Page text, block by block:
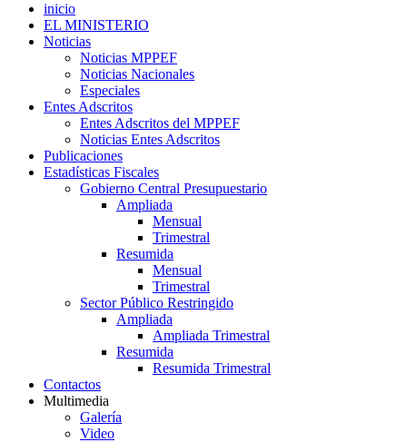
inicio
EL MINISTERIO
Noticias
Noticias MPPEF
Noticias Nacionales
Especiales
Entes Adscritos
Entes Adscritos del MPPEF
Noticias Entes Adscritos
Publicaciones
Estadísticas Fiscales
Gobierno Central Presupuestario
Ampliada
Mensual
Trimestral
Resumida
Mensual
Trimestral
Sector Público Restringido
Ampliada
Ampliada Trimestral
Resumida
Resumida Trimestral
Contactos
Multimedia
Galería
Video